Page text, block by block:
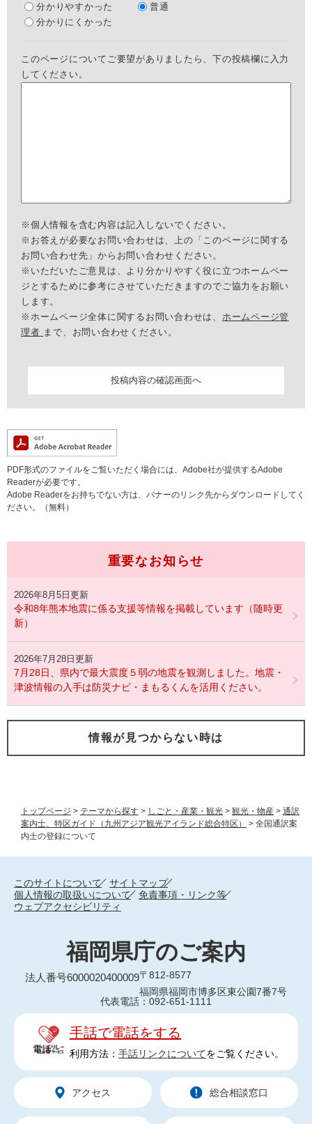
トップページ > テーマから探す > しごと・産業・観光 > 観光・物産 > 通訳
案内士、特区ガイド（九州アジア観光アイランド総合特区）
> 全国通訳案
内士の登録について
分かりやすかった
普通
分かりにくかった
このページについてご要望がありましたら、下の投稿欄に入力
してください。
※個人情報を含む内容は記入しないでください。
※お答えが必要なお問い合わせは、上の「このページに関する
お問い合わせ先」からお問い合わせください。
※いただいたご意見は、より分かりやすく役に立つホームペー
ジとするために参考にさせていただきますのでご協力をお願い
します。
※ホームページ全体に関するお問い合わせは、 ホームページ管
理者 まで、お問い合わせください。
PDF形式のファイルをご覧いただく場合には、Adobe社が提供するAdobe
Readerが必要です。
Adobe Readerをお持ちでない方は、バナーのリンク先からダウンロードしてく
ださい。（無料）
重要なお知らせ
2026年8月5日更新
令和8年熊本地震に係る支援等情報を掲載しています（随時更
新）
2026年7月28日更新
7月28日、県内で最大震度５弱の地震を観測しました。地震・
津波情報の入手は防災ナビ・まもるくんを活用ください。
情報が見つからない時は
このサイトについて
サイトマップ
個人情報の取扱いについて
免責事項・リンク等
ウェブアクセシビリティ
福岡県庁のご案内
法人番号6000020400009〒812-8577
福岡県福岡市博多区東公園7番7号
代表電話：092-651-1111
手話で電話をする
利用方法： 手話リンクについてをご覧ください。
アクセス 総合相談窓口